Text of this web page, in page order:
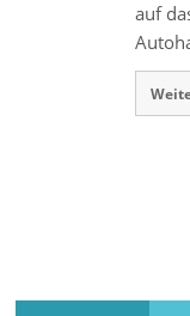
auf